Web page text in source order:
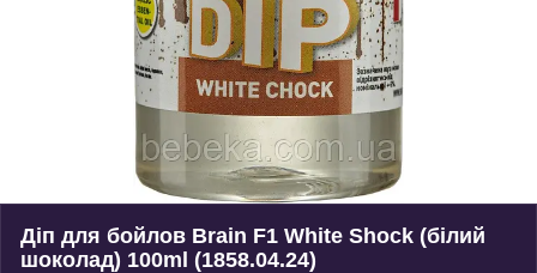
Діп для бойлов Brain F1 White Shock (білий
шоколад) 100ml (1858.04.24)